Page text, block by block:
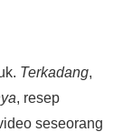
Terkadang,
, resep
seseorang